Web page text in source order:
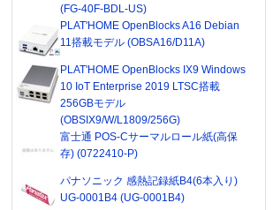
(FG-40F-BDL-US)
PLAT'HOME OpenBlocks A16 Debian
11搭載モデル (OBSA16/D11A)
PLAT'HOME OpenBlocks IX9 Windows
10 IoT Enterprise 2019 LTSC搭載
256GBモデル
(OBSIX9/W/L1809/256G)
富士通 POS-Cサーマルロール紙(高保
存) (0722410-P)
パナソニック 感熱記録紙B4(6本入り)
UG-0001B4 (UG-0001B4)